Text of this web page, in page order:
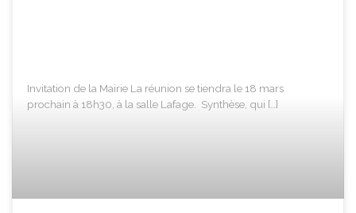
Invitation de la Mairie La réunion se tiendra le 18 mars
prochain à 18h30, à la salle Lafage. Synthèse, qui […]